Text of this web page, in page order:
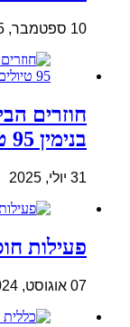
10 ספטמבר, 2025
חוזרים
בנימין 95 טיולים במהלך הפינוי
31 יולי, 2025
פעילות
07 אוגוסט, 2024